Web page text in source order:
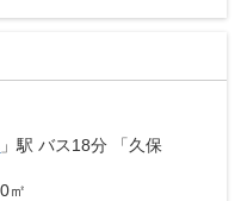
」駅 バス18分 「久保
㎡